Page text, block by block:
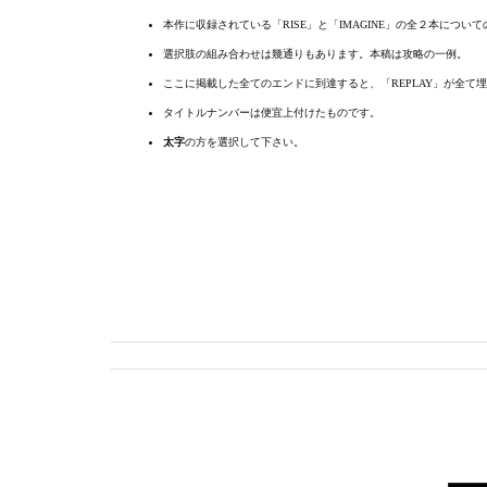
本作に収録されている「RISE」と「IMAGINE」の全２本について
選択肢の組み合わせは幾通りもあります。本稿は攻略の一例。
ここに掲載した全てのエンドに到達すると、「REPLAY」が全て埋
タイトルナンバーは便宜上付けたものです。
太字の方を選択して下さい。